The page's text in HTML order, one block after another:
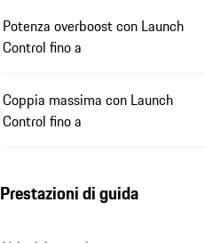
Potenza overboost con Launch
Control fino a
Coppia massima con Launch
Control fino a
Prestazioni di guida